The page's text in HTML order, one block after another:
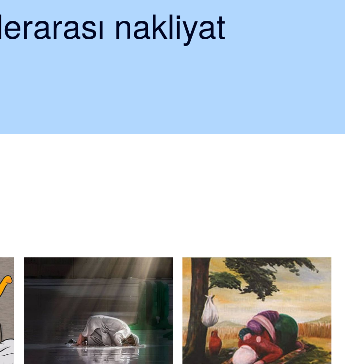
nakliyat